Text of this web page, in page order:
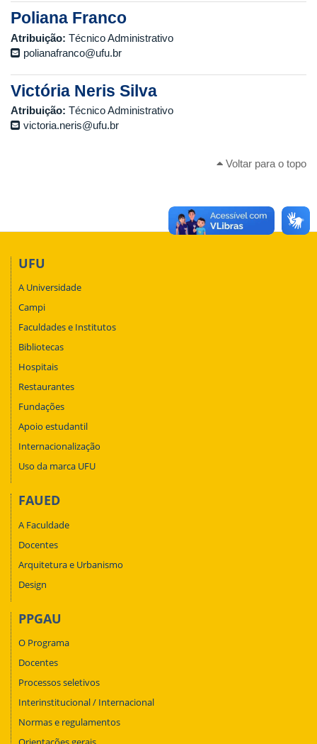
Poliana Franco
Atribuição: Técnico Administrativo
polianafranco@ufu.br
Victória Neris Silva
Atribuição: Técnico Administrativo
victoria.neris@ufu.br
Voltar para o topo
UFU
A Universidade
Campi
Faculdades e Institutos
Bibliotecas
Hospitais
Restaurantes
Fundações
Apoio estudantil
Internacionalização
Uso da marca UFU
FAUED
A Faculdade
Docentes
Arquitetura e Urbanismo
Design
PPGAU
O Programa
Docentes
Processos seletivos
Interinstitucional / Internacional
Normas e regulamentos